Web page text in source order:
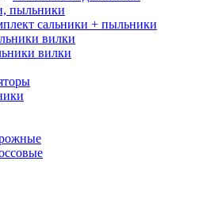
пыльники
сальники + пыльники
вилки
вилки